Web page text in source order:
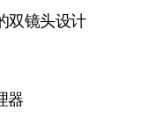
双镜头设计
器